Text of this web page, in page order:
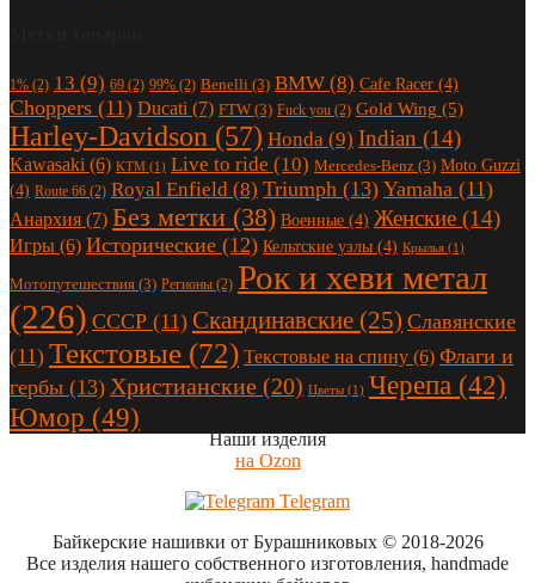
1% (2) 13 (9) 69 (2) 99% (2) Benelli (3) BMW (8) Cafe Racer (4)
Choppers (11) Ducati (7) FTW (3) Fuck you (2) Gold Wing (5)
Harley-Davidson (57) Honda (9) Indian (14)
Kawasaki (6) KTM (1) Live to ride (10) Mercedes-Benz (3) Moto Guzzi
(4) Route 66 (2) Royal Enfield (8) Triumph (13) Yamaha (11)
Анархия (7) Без метки (38) Военные (4) Женские (14)
Игры (6) Исторические (12) Кельтские узлы (4) Крылья (1)
Мотопутешествия (3) Регионы (2) Рок и хеви метал
(226) СССР (11) Скандинавские (25) Славянские
(11) Текстовые (72) Текстовые на спину (6) Флаги и
гербы (13) Христианские (20) Цветы (1) Черепа (42)
Юмор (49)
Наши изделия
на Ozon
Telegram
Байкерские нашивки от Бурашниковых© 2018-2026
Все изделия нашего собственного изготовления, handmade